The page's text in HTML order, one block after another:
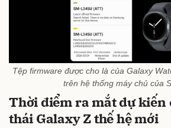
Tệp firmware được cho là của Galaxy
trên hệ thống máy chủ của
Thời điểm ra mắt dự kiến
thái Galaxy Z thế hệ mới